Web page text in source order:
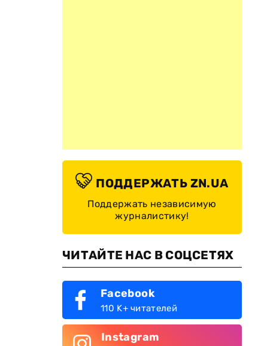
ПОДДЕРЖАТЬ ZN.UA
Поддержать независимую
журналистику!
ЧИТАЙТЕ НАС В СОЦСЕТЯХ
Facebook
110 K+ читателей
Instagram